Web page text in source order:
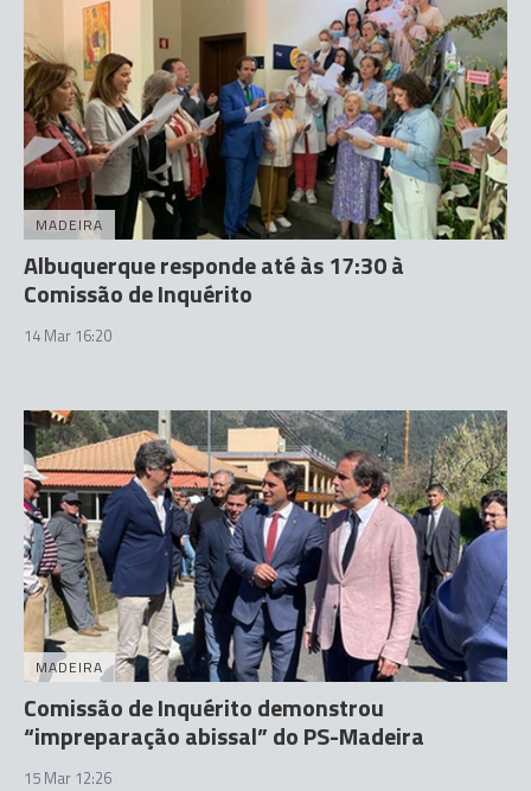
MADEIRA
Albuquerque responde até às 17:30 à
Comissão de Inquérito
14 Mar 16:20
MADEIRA
Comissão de Inquérito demonstrou
“impreparação abissal” do PS-Madeira
15 Mar 12:26